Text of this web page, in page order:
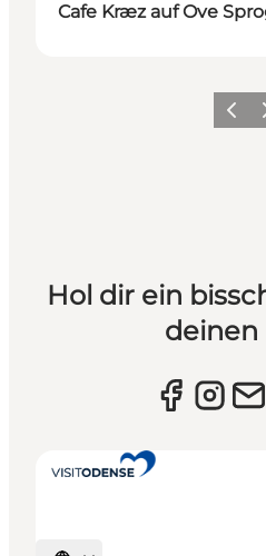
Cafe Kræz auf Ove
Zurück
Hol dir ein
deinen